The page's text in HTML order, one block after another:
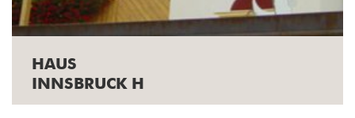
HAUS
INNSBRUCK H